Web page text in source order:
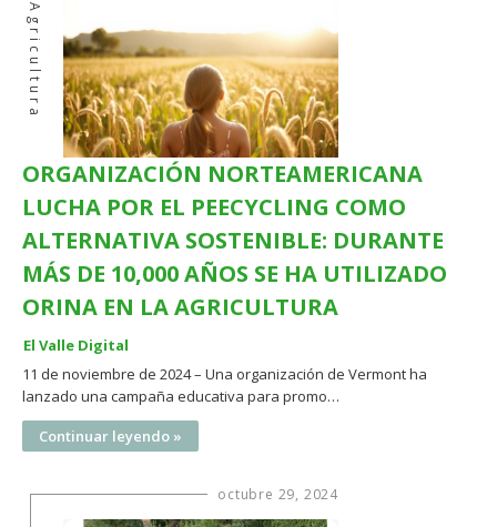
Agricultura
ORGANIZACIÓN NORTEAMERICANA
LUCHA POR EL PEECYCLING COMO
ALTERNATIVA SOSTENIBLE: DURANTE
MÁS DE 10,000 AÑOS SE HA UTILIZADO
ORINA EN LA AGRICULTURA
El Valle Digital
11 de noviembre de 2024 – Una organización de Vermont ha
lanzado una campaña educativa para promo…
Continuar leyendo »
octubre 29, 2024